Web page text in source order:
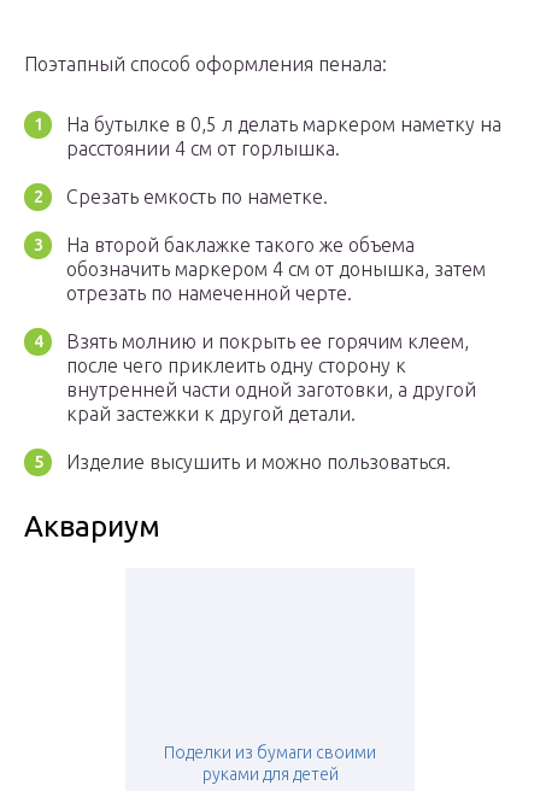
Поэтапный способ оформления пенала:
На бутылке в 0,5 л делать маркером наметку на
расстоянии 4 см от горлышка.
Срезать емкость по наметке.
На второй баклажке такого же объема
обозначить маркером 4 см от донышка, затем
отрезать по намеченной черте.
Взять молнию и покрыть ее горячим клеем,
после чего приклеить одну сторону к
внутренней части одной заготовки, а другой
край застежки к другой детали.
Изделие высушить и можно пользоваться.
Аквариум
Поделки из бумаги своими
руками для детей